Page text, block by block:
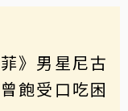
》男星尼古
飽受口吃困